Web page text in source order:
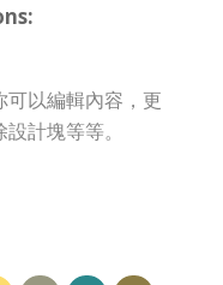
以編輯內容，更
計塊等等。